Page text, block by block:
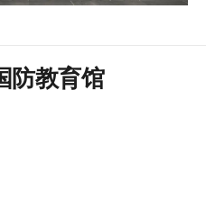
防教育馆